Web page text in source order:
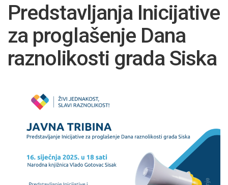
Predstavljanja Inicijative
za proglašenje Dana
raznolikosti grada Siska